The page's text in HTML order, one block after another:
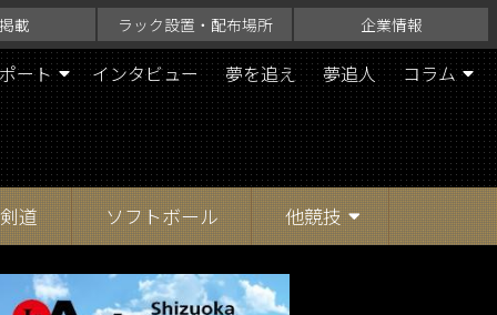
載 ラック設置・配布場所 企業情報
ート インタビュー 夢を追え 夢追人 コラム
剣道 ソフトボール 他競技